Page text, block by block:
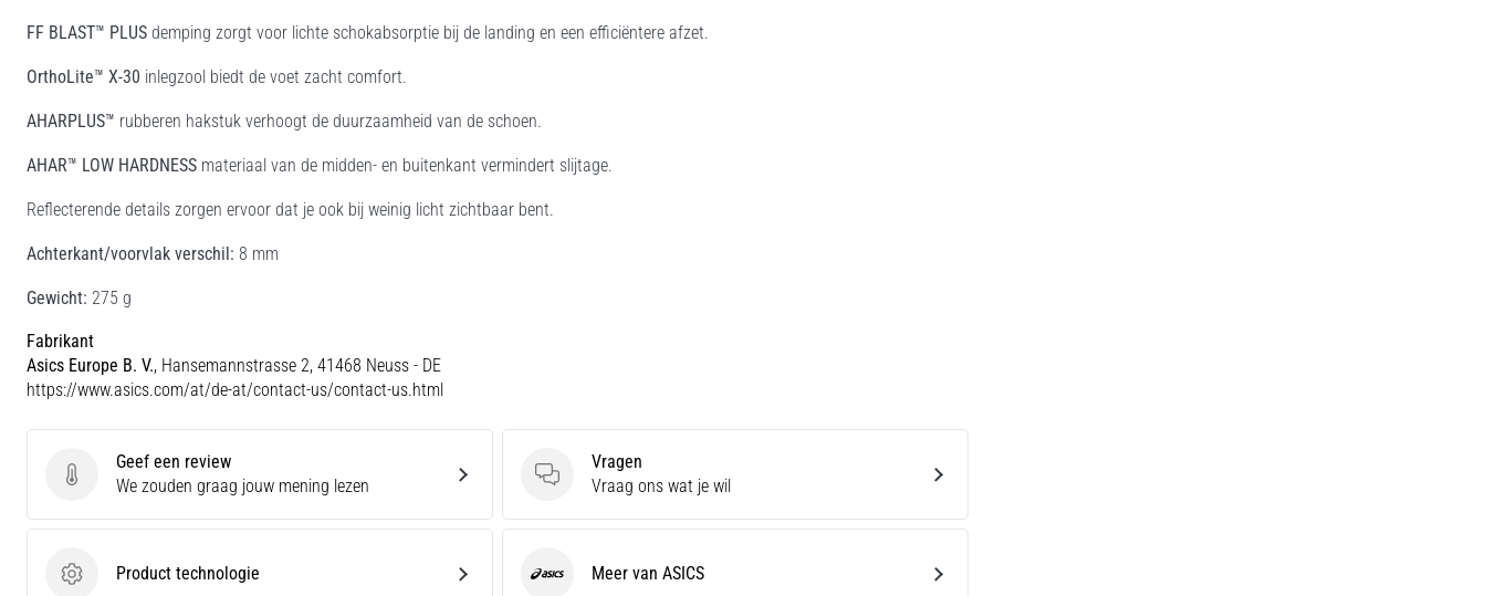
FF BLAST™ PLUS demping zorgt voor lichte schokabsorptie bij de landing en een efficiëntere afzet.
OrthoLite™ X-30 inlegzool biedt de voet zacht comfort.
AHARPLUS™ rubberen hakstuk verhoogt de duurzaamheid van de schoen.
AHAR™ LOW HARDNESS materiaal van de midden- en buitenkant vermindert slijtage.
Reflecterende details zorgen ervoor dat je ook bij weinig licht zichtbaar bent.
Achterkant/voorvlak verschil: 8 mm
Gewicht: 275 g
Fabrikant
Asics Europe B. V., Hansemannstrasse 2, 41468 Neuss - DE
https://www.asics.com/at/de-at/contact-us/contact-us.html
Geef een review
Geef een review
We zouden graag jouw mening lezen
Vragen
Vragen
Vraag ons wat je wil
Product technologie
Product technologie ASICS Meer van ASICS